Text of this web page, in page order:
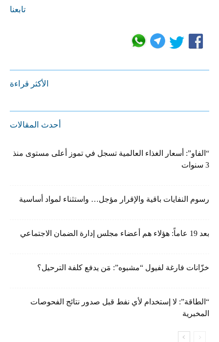
تابعنا
الأكثر قراءة
أحدث المقالات
“الفاو”: أسعار الغذاء العالمية تسجل في تموز أعلى مستوى منذ
3 سنوات
رسوم النفايات باقية والإقرار مؤجل… واستثناء لمواد أساسية
بعد 19 عاماً: هؤلاء هم أعضاء مجلس إدارة الضمان الاجتماعي
خزّانات فارغة لفيول “مشبوه”: مَن يدفع كلفة الترحيل؟
“الطاقة”: لا إستخدام لأي نفط قبل صدور نتائج الفحوصات
المخبرية